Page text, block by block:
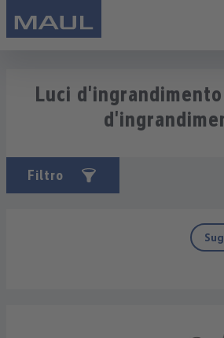
Luci
Filtro